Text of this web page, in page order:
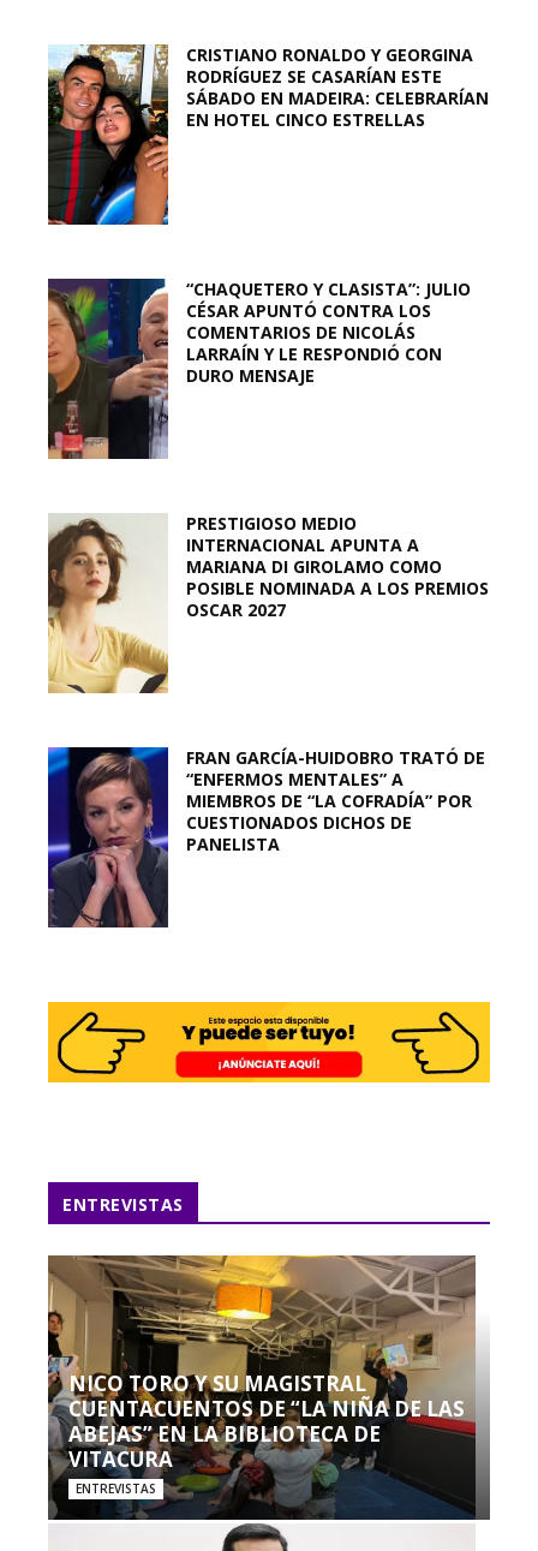
CRISTIANO RONALDO Y GEORGINA
RODRÍGUEZ SE CASARÍAN ESTE
SÁBADO EN MADEIRA: CELEBRARÍAN
EN HOTEL CINCO ESTRELLAS
“CHAQUETERO Y CLASISTA”: JULIO
CÉSAR APUNTÓ CONTRA LOS
COMENTARIOS DE NICOLÁS
LARRAÍN Y LE RESPONDIÓ CON
DURO MENSAJE
PRESTIGIOSO MEDIO
INTERNACIONAL APUNTA A
MARIANA DI GIROLAMO COMO
POSIBLE NOMINADA A LOS PREMIOS
OSCAR 2027
FRAN GARCÍA-HUIDOBRO TRATÓ DE
“ENFERMOS MENTALES” A
MIEMBROS DE “LA COFRADÍA” POR
CUESTIONADOS DICHOS DE
PANELISTA
ENTREVISTAS
NICO TORO Y SU MAGISTRAL
CUENTACUENTOS DE “LA NIÑA DE LAS
ABEJAS” EN LA BIBLIOTECA DE
VITACURA
ENTREVISTAS